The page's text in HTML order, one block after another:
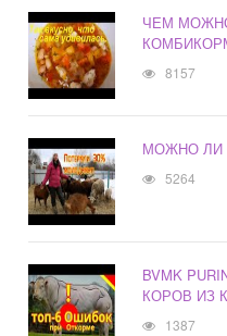
ЧЕМ
8157
МОЖНО ЛИ
5264
BVMK
КОРОВ ИЗ
1387